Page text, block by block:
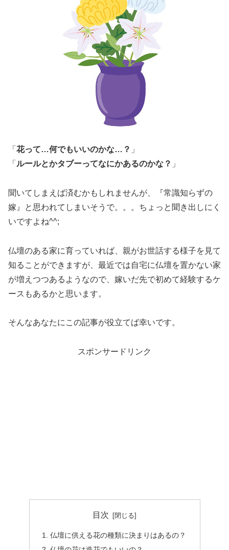
「 花って…何でもいいのかな…？ 」
「 ルールとかタブーってなにかあるのかな？ 」
聞いてしまえば済むかもしれませんが、『常識知らずの
嫁』と思われてしまいそうで。。。ちょっと聞き出しにく
いですよね^^;
仏壇のある家に育っていれば、親がお世話する様子を見て
知ることができますが、最近では自宅に仏壇を置かない家
が増えつつあるようなので、嫁いだ先で初めて経験するケ
ースもあるかと思います。
そんなあなたにこの記事が役立てば幸いです。
スポンサードリンク
目次
仏壇に供える花の種類に決まりはあるの？